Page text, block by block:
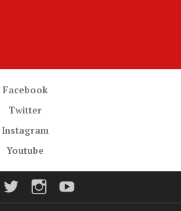
Facebook
Twitter
Instagram
Youtube
FacebookTwitterInstagram